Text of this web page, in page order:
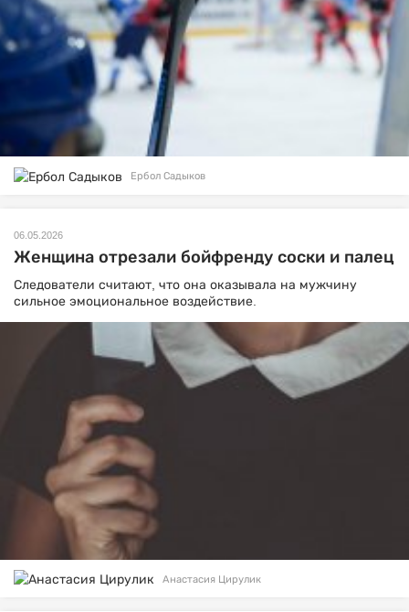
Ербол Садыков
06.05.2026
Женщина отрезали бойфренду соски и палец
Следователи считают, что она оказывала на мужчину
сильное эмоциональное воздействие.
Анастасия Цирулик